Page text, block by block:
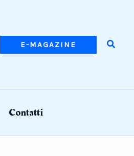
E-MAGAZINE
Contatti